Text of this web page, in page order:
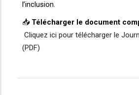
l’inclusion.
📥 Télécharger le document
Cliquez ici pour télécharger le
(PDF)